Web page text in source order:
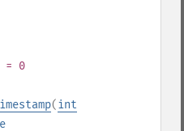
= 0
(int